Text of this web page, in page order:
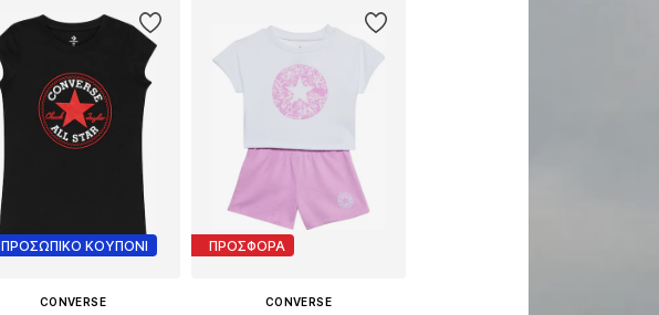
ΠΡΟΣΩΠΙΚΟ ΚΟΥΠΟΝΙ
CONVERSE
ΠΡΟΣΦΟΡΑ
CONVERSE